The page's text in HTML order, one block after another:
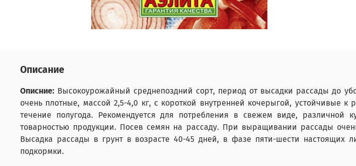
Описание
Описние: Высокоурожайный среднепоздний сорт, период от высадки рассады до
очень плотные, массой 2,5-4,0 кг, с короткой внутренней кочерыгой, устойчивые
течение полугода. Рекомендуется для потребления в свежем виде, различной
товарностью продукции. Посев семян на рассаду. При выращивании рассады
Высадка рассады в грунт в возрасте 40-45 дней, в фазе пяти-шести настоящих
подкормки.